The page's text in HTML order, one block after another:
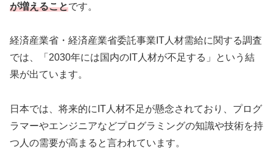
が増えることです。
経済産業省・経済産業省委託事業IT人材需給に関する調査
では、「2030年には国内のIT人材が不足する」という結
果が出ています。
日本では、将来的にIT人材不足が懸念されており、プログ
ラマーやエンジニアなどプログラミングの知識や技術を持
つ人の需要が高まると言われています。